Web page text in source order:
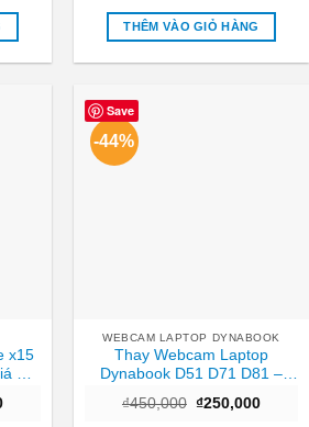
tại
₫950,000.
là:
₫450,000.
tại
THÊM VÀO GIỎ HÀNG
x15
Rẻ
Giá
Save
-44%
WEBCAM LAPTOP DYNABOOK
Thay Webcam Laptop
Dynabook D51 D71 D81 –
TPHCM
₫450,000 Giá
₫250,000Giá